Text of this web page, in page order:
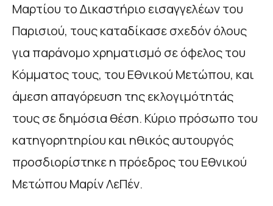
Μαρτίου το Δικαστήριο εισαγγελέων του
Παρισιού, τους καταδίκασε σχεδόν όλους
για παράνομο χρηματισμό σε όφελος του
Κόμματος τους, του Εθνικού Μετώπου, και
άμεση απαγόρευση της εκλογιμότητάς
τους σε δημόσια θέση. Κύριο πρόσωπο του
κατηγορητηρίου και ηθικός αυτουργός
προσδιορίστηκε η πρόεδρος του Εθνικού
Μετώπου Μαρίν ΛεΠέν.